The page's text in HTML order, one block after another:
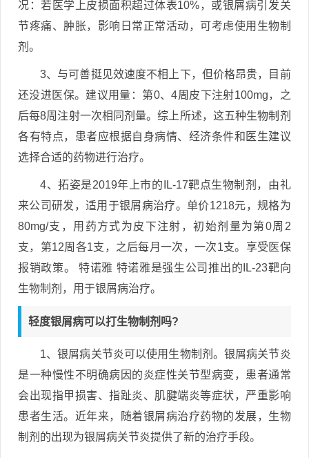
况：若医学上皮损面积超过体表10%，或银屑病引发关
节疼痛、肿胀，影响日常正常活动，可考虑使用生物制
剂。
3、与可善挺见效速度不相上下，但价格昂贵，目前
还没进医保。建议用量：第0、4周皮下注射100mg，之
后每8周注射一次相同剂量。综上所述，这五种生物制剂
各有特点，患者应根据自身病情、经济条件和医生建议
选择合适的药物进行治疗。
4、拓姿是2019年上市的IL-17靶点生物制剂，由礼
来公司研发，适用于银屑病治疗。单价1218元，规格为
80mg/支，用药方式为皮下注射，初始剂量为第0周2
支，第12周各1支，之后每月一次，一次1支。享受医保
报销政策。 特诺雅 特诺雅是强生公司推出的IL-23靶向
生物制剂，用于银屑病治疗。
轻度银屑病可以打生物制剂吗?
1、银屑病关节炎可以使用生物制剂。银屑病关节炎
是一种慢性不明确病因的炎症性关节型病变，患者通常
会出现指甲损害、指趾炎、肌腱端炎等症状，严重影响
患者生活。近年来，随着银屑病治疗药物的发展，生物
制剂的出现为银屑病关节炎提供了新的治疗手段。